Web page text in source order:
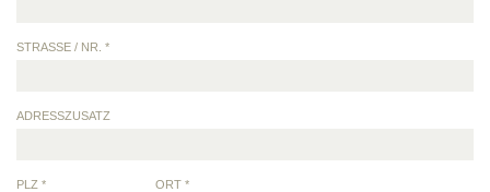
STRASSE / NR. *
ADRESSZUSATZ
PLZ * ORT *